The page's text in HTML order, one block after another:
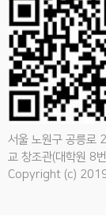
서울 노원구 공릉로
교 창조관(대학원 8
Copyright (c) 2019